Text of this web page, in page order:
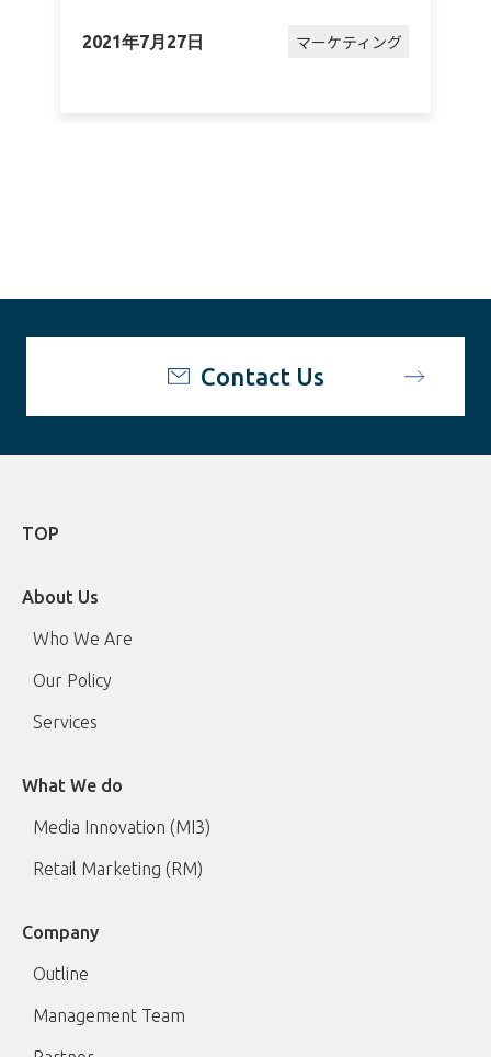
2021年7月27日 マーケティング
Contact Us
TOP
About Us
Who We Are
Our Policy
Services
What We do
Media Innovation (MI3)
Retail Marketing (RM)
Company
Outline
Management Team